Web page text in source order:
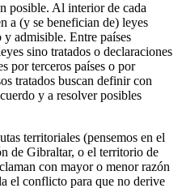
posible. Al interior de cada
a (y se benefician de) leyes
y admisible. Entre países
sino tratados o declaraciones
por terceros países o por
tratados buscan definir con
y a resolver posibles
territoriales (pensemos en el
de Gibraltar, o el territorio de
con mayor o menor razón
el conflicto para que no derive